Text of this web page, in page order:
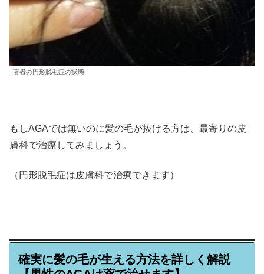
著者の円形脱毛症の状態
もしAGAでは無いのに髪の毛が抜ける方は、最寄りの皮
膚科で治療してみましょう。
（円形脱毛症は皮膚科で治療できます）
確実に髪の毛が生える方法を詳しく解説